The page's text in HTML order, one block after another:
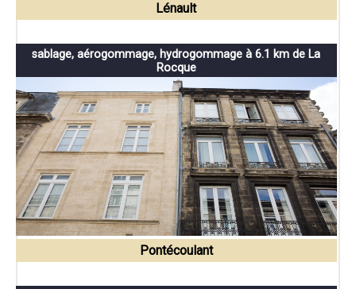
Lénault
sablage, aérogommage, hydrogommage à 6.1 km de La
Rocque
Pontécoulant